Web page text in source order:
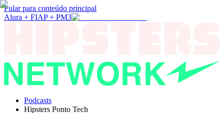
Pular para conteúdo principal
Alura + FIAP + PM3
Podcasts
Hipsters Ponto Tech